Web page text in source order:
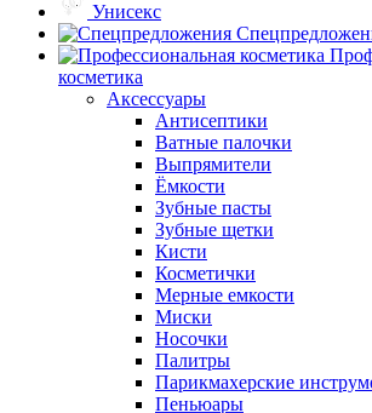
Унисекс
косметика
Аксессуары
Антисептики
Ватные палочки
Выпрямители
Ёмкости
Зубные пасты
Зубные щетки
Кисти
Косметички
Мерные емкости
Миски
Носочки
Палитры
Парикмахерские
Пеньюары